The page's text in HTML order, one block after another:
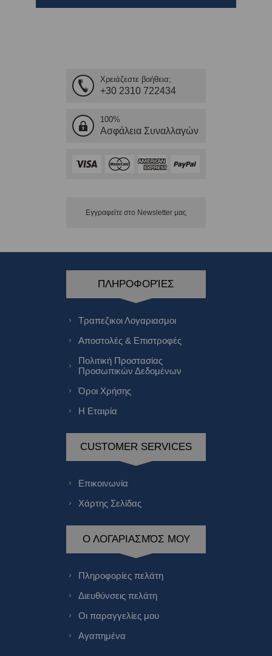
Χρειάζεστε βοήθεια;
+30 2310 722434
100%
Ασφάλεια Συναλλαγών
Εγγραφείτε στο Νewsletter μας
ΠΛΗΡΟΦΟΡΊΕΣ
Τραπεζικοι Λογαριασμοι
Αποστολές & Επιστροφές
Πολιτική Προστασίας
Προσωπικών Δεδομένων
Όροι Χρήσης
Η Εταιρία
CUSTOMER SERVICES
Επικοινωνία
Χάρτης Σελίδας
Ο ΛΟΓΑΡΙΑΣΜΌΣ ΜΟΥ
Πληροφορίες πελάτη
Διευθύνσεις πελάτη
Οι παραγγελίες μου
Αγαπημένα